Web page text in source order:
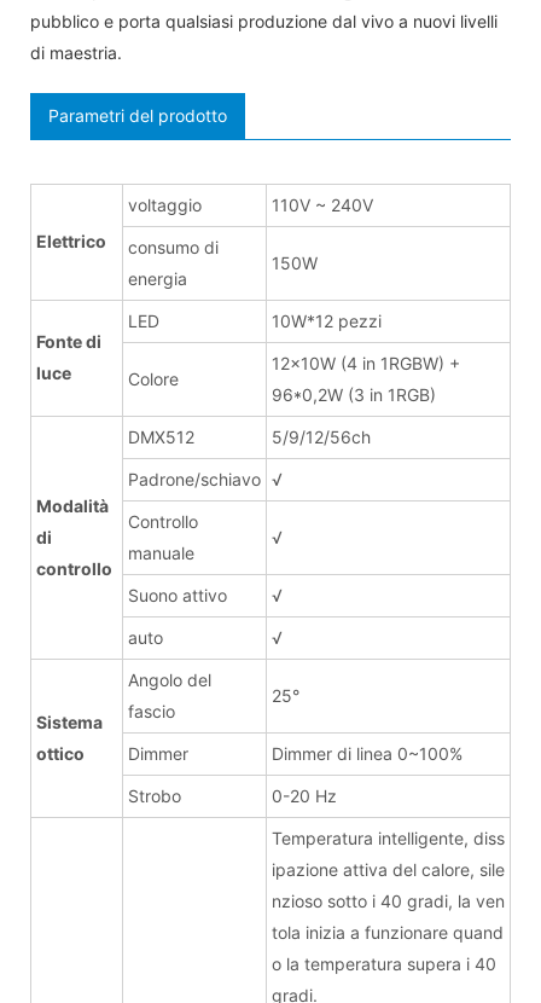
pubblico e porta qualsiasi produzione dal vivo a nuovi livelli
di maestria.
Parametri del prodotto
Elettrico
voltaggio 110V ~ 240V
consumo di
energia
150W
Fonte di
luce
LED 10W*12 pezzi
Colore
12x10W (4 in 1RGBW) +
96*0,2W (3 in 1RGB)
Modalità
di
controllo
DMX512 5/9/12/56ch
Padrone/schiavo √
Controllo
manuale
√
Suono attivo √
auto √
Sistema
ottico
Angolo del
fascio
25°
Dimmer Dimmer di linea 0~100%
Strobo 0-20 Hz
Temperatura intelligente, diss
ipazione attiva del calore, sile
nzioso sotto i 40 gradi, la ven
tola inizia a funzionare quand
o la temperatura supera i 40
gradi.